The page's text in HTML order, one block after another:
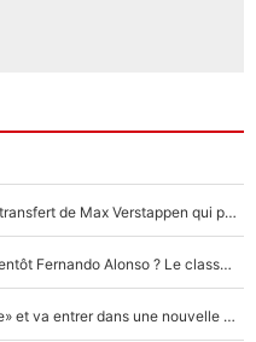
F1 - Une légende de McLaren refuse le transfert de Max Verstappen qui pourrait «faire des vagues» et plomber l'ambiance dans l'équipe
Max Verstappen, Lewis Hamilton… et bientôt Fernando Alonso ? Le classement des pilotes les mieux payés en Formule 1 risque de changer !
F1 - Alpine signe un accord «impensable» et va entrer dans une nouvelle dimension : Grande nouvelle pour Pierre Gasly !